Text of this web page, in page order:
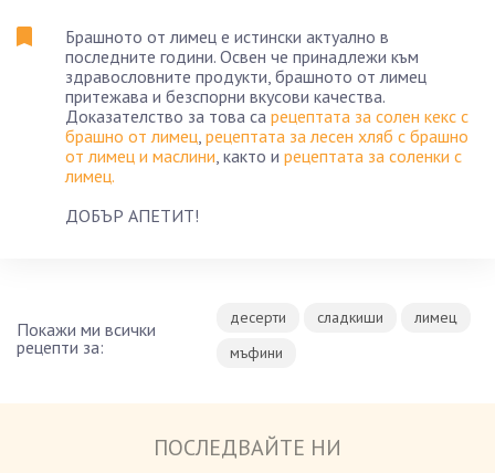
Брашното от лимец е истински актуално в
последните години. Освен че принадлежи към
здравословните продукти, брашното от лимец
притежава и безспорни вкусови качества.
Доказателство за това са рецептата за солен кекс с
брашно от лимец рецептата за лесен хляб с брашно
от лимец и маслини , както и рецептата за соленки с
лимец.
ДОБЪР АПЕТИТ!
Покажи ми всички
рецепти за:
десерти сладкиши
лимец
мъфини
ПОСЛЕДВАЙТЕ НИ